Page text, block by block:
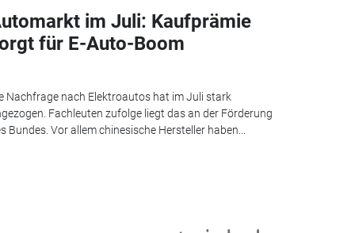
im Juli: Kaufprämie
für E-Auto-Boom
Nachfrage nach Elektroautos hat im Juli stark
Fachleuten zufolge liegt das an der Förderung
Bundes. Vor allem chinesische Hersteller haben...